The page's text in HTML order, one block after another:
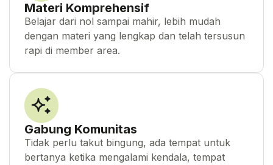
Materi Komprehensif
Belajar dari nol sampai mahir, lebih mudah
dengan materi yang lengkap dan telah tersusun
rapi di member area.
Gabung Komunitas
Tidak perlu takut bingung, ada tempat untuk
bertanya ketika mengalami kendala, tempat